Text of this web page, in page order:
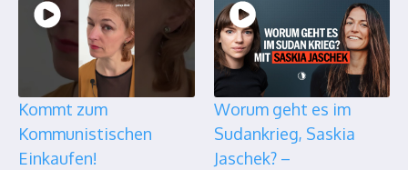
Kommt zum
Kommunistischen
Einkaufen!
Worum geht es im
Sudankrieg, Saskia
Jaschek? –